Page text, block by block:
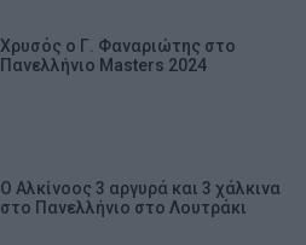
Χρυσός ο Γ. Φαναριώτης στο
Πανελλήνιο Masters 2024
Ο Αλκίνοος 3 αργυρά και 3 χάλκινα
στο Πανελλήνιο στο Λουτράκι